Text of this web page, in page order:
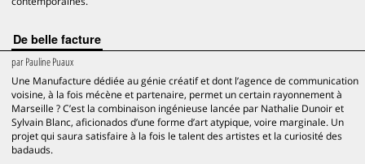
De belle facture
parPauline Puaux
Une Manufacture dédiée au génie créatif et dont l’agence de communication
voisine, à la fois mécène et partenaire, permet un certain rayonnement à
Marseille ? C’est la combinaison ingénieuse lancée par Nathalie Dunoir et
Sylvain Blanc, aficionados d’une forme d’art atypique, voire marginale. Un
projet qui saura satisfaire à la fois le talent des artistes et la curiosité des
badauds.